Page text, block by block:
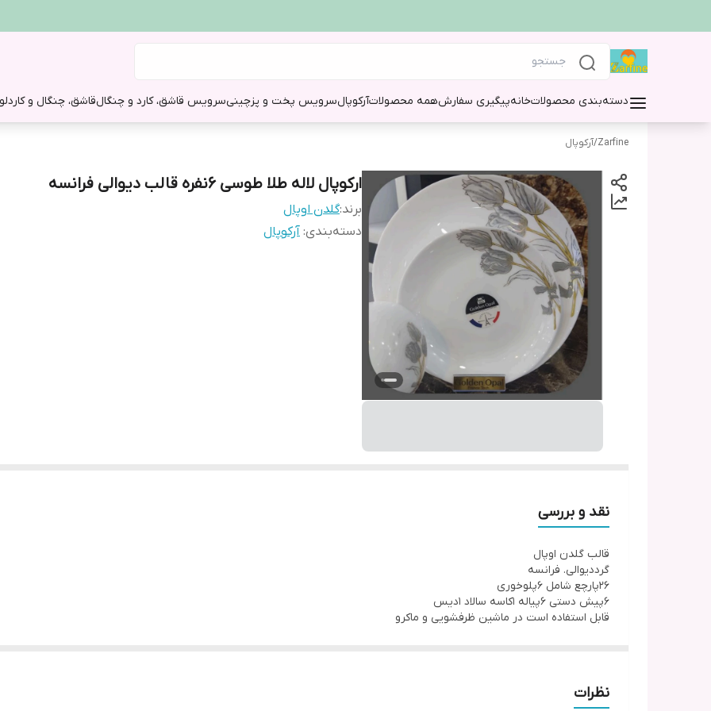
دسته‌بندی محصولاتخانهپیگیری سفارشهمه محصولاتآرکوپالسرویس پخت و پزچینیسرویس قاشق، کارد و چنگالقاشق، چنگال و کارد
Zarfine
/آرکوپال
ارکوپال لاله طلا طوسی 6نفره قالب دیوالی فرانسه
برند:گلدن اوپال
دسته‌بندی: آرکوپال
نقد و بررسی
قالب گلدن اوپال
گرددیوالی. فرانسه
۲۶پارچع شامل ۶پلوخوری
۶پیش دستی ۶پیاله ۱کاسه سالاد ۱دیس
قابل استفاده است در ماشین ظرفشویی و ماکرو
نظرات